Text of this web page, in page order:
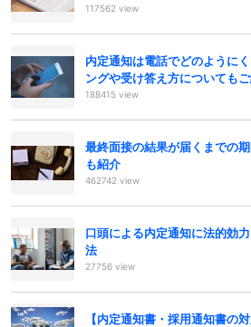
117562 view
内定通知は電話でどのように
ングや受け答え方についても
188415 view
最終面接の結果が届くまでの
も紹介
462742 view
口頭による内定通知に法的効
法
27756 view
【内定通知書・採用通知書の